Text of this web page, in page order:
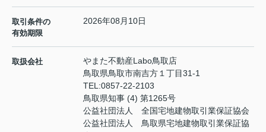
取引条件の
有効期限
2026年08月10日
取扱会社
やまた不動産Labo鳥取店
鳥取県鳥取市南吉方１丁目31-1
TEL:0857-22-2103
鳥取県知事 (4) 第1265号
公益社団法人 全国宅地建物取引業保証協会
公益社団法人 鳥取県宅地建物取引業保証協